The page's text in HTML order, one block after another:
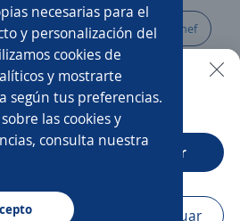
necesarias para el
y personalización del
cookies de
y mostrarte
según tus preferencias.
las cookies y
consulta nuestra
Mercaderista Chef
Ejecutivo/a de atención al cliente
operativo
más fácil en la app
Abrir
Continuar